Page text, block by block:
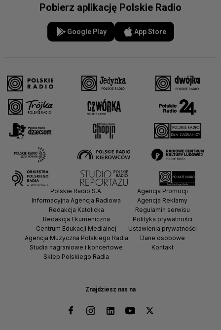
Pobierz aplikację Polskie Radio
Google Play App Store
Znajdziesz nas na
Polskie Radio S.A.
Informacyjna Agencja Radiowa
Redakcja Katolicka
Redakcja Ekumeniczna
Centrum Edukacji Medialnej
Agencja Muzyczna Polskiego Radia
Studia nagraniowe i koncertowe
Sklep Polskiego Radia
Agencja Promocji
Agencja Reklamy
Regulamin serwisu
Polityka prywatności
Ustawienia prywatności
Dane osobowe
Kontakt